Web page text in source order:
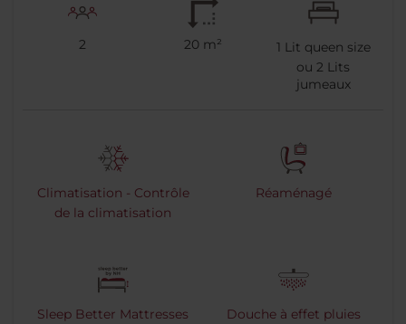
2 20 m² 1 Lit queen size
ou2 Lits
jumeaux
Climatisation - Contrôle
de la climatisation
Réaménagé
Sleep Better Mattresses Douche à effet pluies